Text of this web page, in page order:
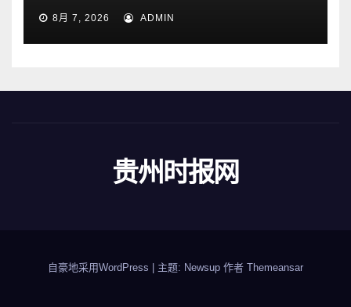
8月 7, 2026 ADMIN
贵州时报网
自豪地采用WordPress 主题: Newsup 作者 Themeansar